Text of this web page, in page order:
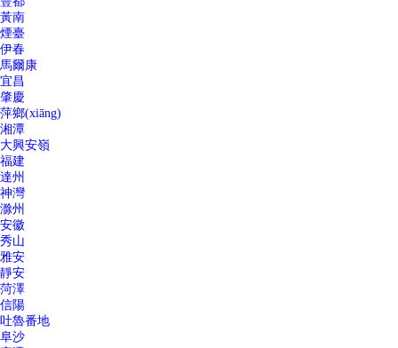
黃南
煙臺
伊春
馬爾康
宜昌
肇慶
萍鄉(xiāng)
湘潭
大興安嶺
福建
達州
神灣
滁州
安徽
秀山
雅安
靜安
菏澤
信陽
吐魯番地
阜沙